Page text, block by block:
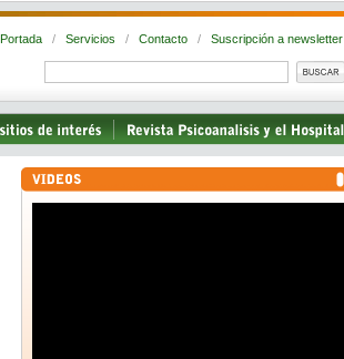
Portada / Servicios / Contacto / Suscripción a newsletter